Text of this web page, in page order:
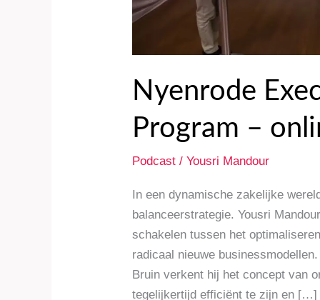
Nyenrode
Program –
Podcast /Yousri Mandour
In een dynamische zakelijke
balanceerstrategie. Yousri
schakelen tussen het
radicaal nieuwe
Bruin verkent hij het concept van
tegelijkertijd efficiënt te zijn en […]